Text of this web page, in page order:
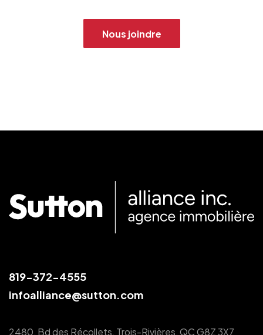
Nous joindre
819-372-4555
infoalliance@sutton.com
2480, Bd des Récollets, Trois-Rivières, QC G8Z 3X7